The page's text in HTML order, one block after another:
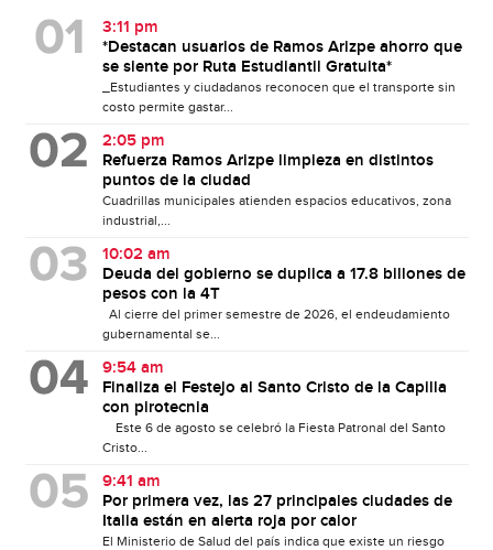
3:11 pm
*Destacan usuarios de Ramos Arizpe ahorro que
se siente por Ruta Estudiantil Gratuita*
_Estudiantes y ciudadanos reconocen que el transporte sin
costo permite gastar...
2:05 pm
Refuerza Ramos Arizpe limpieza en distintos
puntos de la ciudad
Cuadrillas municipales atienden espacios educativos, zona
industrial,...
10:02 am
Deuda del gobierno se duplica a 17.8 billones de
pesos con la 4T
Al cierre del primer semestre de 2026, el endeudamiento
gubernamental se...
9:54 am
Finaliza el Festejo al Santo Cristo de la Capilla
con pirotecnia
Este 6 de agosto se celebró la Fiesta Patronal del Santo
Cristo...
9:41 am
Por primera vez, las 27 principales ciudades de
Italia están en alerta roja por calor
El Ministerio de Salud del país indica que existe un riesgo